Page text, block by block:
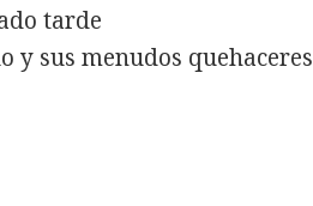
tarde
y sus menudos quehaceres